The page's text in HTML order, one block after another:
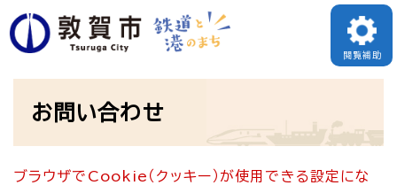
ペ
ー
メニューを飛ばして本文へ
閲覧補助
お問い合わせ
ブラウザでCookie（クッキー）が使用できる設定にな